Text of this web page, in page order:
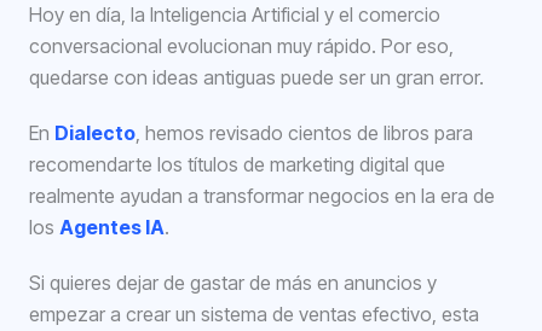
Hoy en día, la Inteligencia Artificial y el comercio
conversacional evolucionan muy rápido. Por eso,
quedarse con ideas antiguas puede ser un gran error.
En Dialecto , hemos revisado cientos de libros para
recomendarte los títulos de marketing digital que
realmente ayudan a transformar negocios en la era de
los Agentes IA.
Si quieres dejar de gastar de más en anuncios y
empezar a crear un sistema de ventas efectivo, esta